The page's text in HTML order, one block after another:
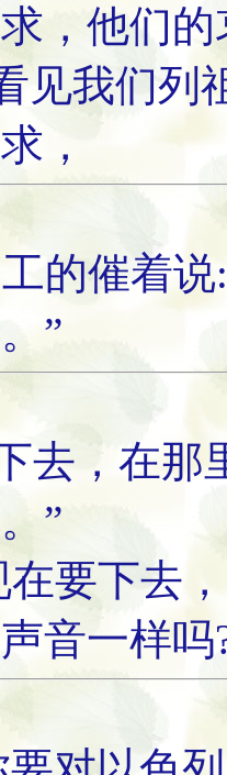
，他们
见我们列
，
的催着
”
去，在那
”
在要下去
音一样